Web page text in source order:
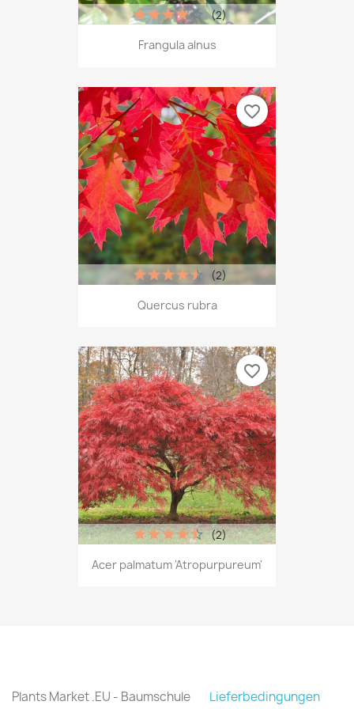
Frangula alnus
(2)
Quercus rubra
(2)
favorite_border
Acer palmatum 'Atropurpureum'
(2)
favorite_border
Plants Market .EU - Baumschule Lieferbedingungen